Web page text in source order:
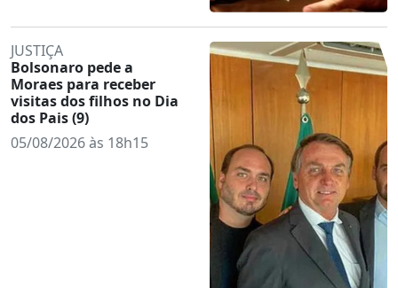
JUSTIÇA
Bolsonaro pede a
Moraes para receber
visitas dos filhos no Dia
dos Pais (9)
05/08/2026 às 18h15